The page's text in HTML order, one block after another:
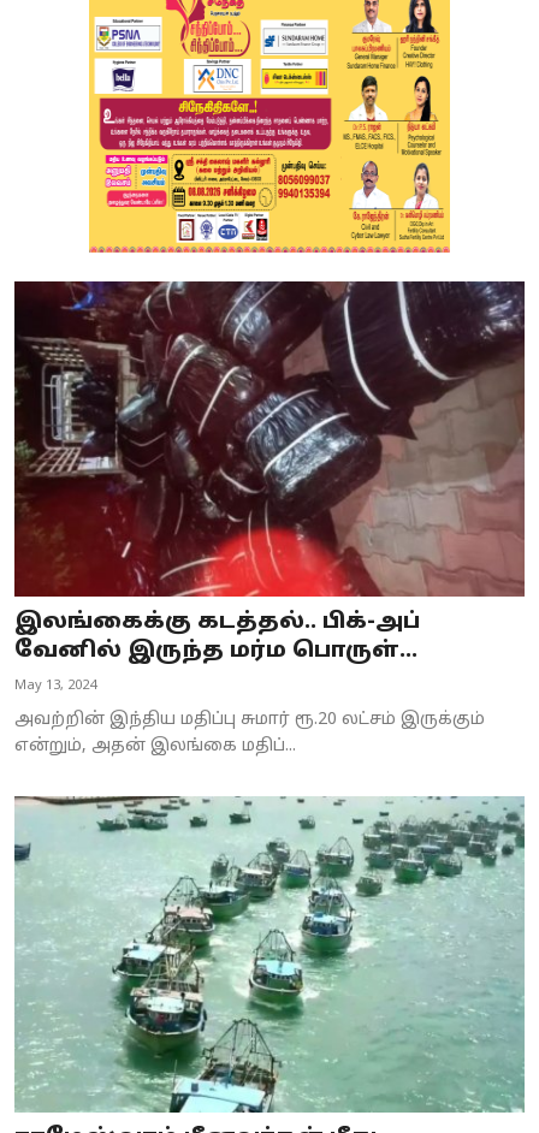
இலங்கைக்கு கடத்தல்.. பிக்-அப்
வேனில் இருந்த மர்ம பொருள்...
May 13, 2024
அவற்றின் இந்திய மதிப்பு சுமார் ரூ.20 லட்சம் இருக்கும்
என்றும், அதன் இலங்கை மதிப்...